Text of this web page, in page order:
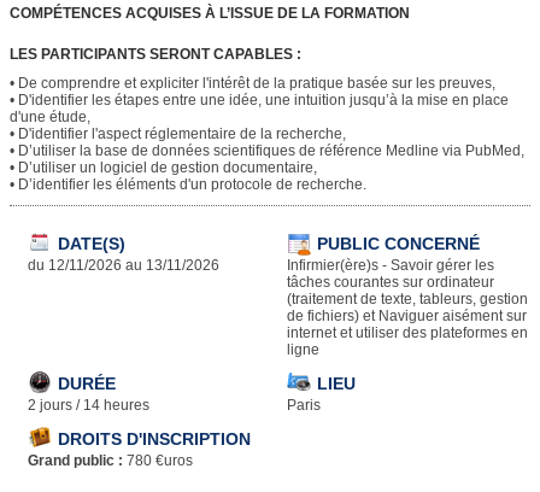
COMPÉTENCES ACQUISES À L’ISSUE DE LA FORMATION
LES PARTICIPANTS SERONT CAPABLES :
• De comprendre et expliciter l'intérêt de la pratique basée sur les preuves,
• D'identifier les étapes entre une idée, une intuition jusqu’à la mise en place
d'une étude,
• D'identifier l'aspect réglementaire de la recherche,
• D’utiliser la base de données scientifiques de référence Medline via PubMed,
• D’utiliser un logiciel de gestion documentaire,
• D’identifier les éléments d'un protocole de recherche.
DATE(S)
du 12/11/2026 au 13/11/2026
PUBLIC CONCERNÉ
Infirmier(ère)s - Savoir gérer les
tâches courantes sur ordinateur
(traitement de texte, tableurs, gestion
de fichiers) et Naviguer aisément sur
internet et utiliser des plateformes en
ligne
DURÉE
2 jours / 14 heures
LIEU
Paris
DROITS D'INSCRIPTION
Grand public : 780 €uros